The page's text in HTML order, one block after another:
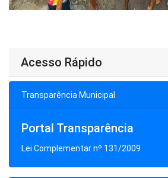
Acesso Rápido
Transparência Municipal
Portal Transparência
Lei Complementar nº 131/2009